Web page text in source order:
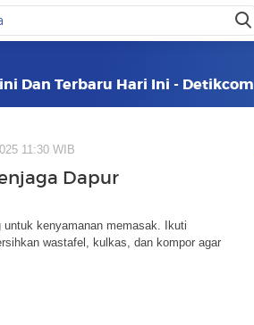
Dan Terbaru Hari Ini - Detikcom
11:30 WIB
Dapur
untuk kenyamanan memasak. Ikuti
wastafel, kulkas, dan kompor agar